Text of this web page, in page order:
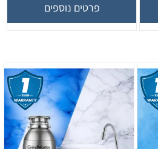
פרטים נוספים